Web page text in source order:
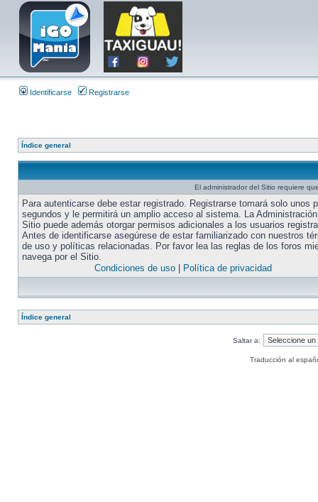
Identificarse Registrarse
Índice general
El administrador del Sitio requiere
Para autenticarse debe estar registrado. Registrarse tomará solo unos
segundos y le permitirá un amplio acceso al sistema. La
Sitio puede además otorgar permisos adicionales a los usuarios
Antes de identificarse asegúrese de estar familiarizado con nuestros
de uso y políticas relacionadas. Por favor lea las reglas de los foros
navega por el Sitio.
Condiciones de uso| Política de privacidad
Índice general
Saltar a:
Traducción al